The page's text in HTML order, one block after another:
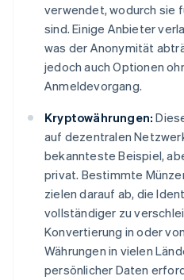
verwendet, wodurch sie
sind. Einige Anbieter
was der Anonymität
jedoch auch Optionen
Anmeldevorgang.
Kryptowährungen:
auf dezentralen
bekannteste Beispiel,
privat. Bestimmte
zielen darauf ab, die
vollständiger zu
Konvertierung in oder
Währungen in vielen
persönlicher Daten